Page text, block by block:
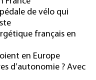
pédale de vélo qui
français en
en Europe
d’autonomie ? Avec